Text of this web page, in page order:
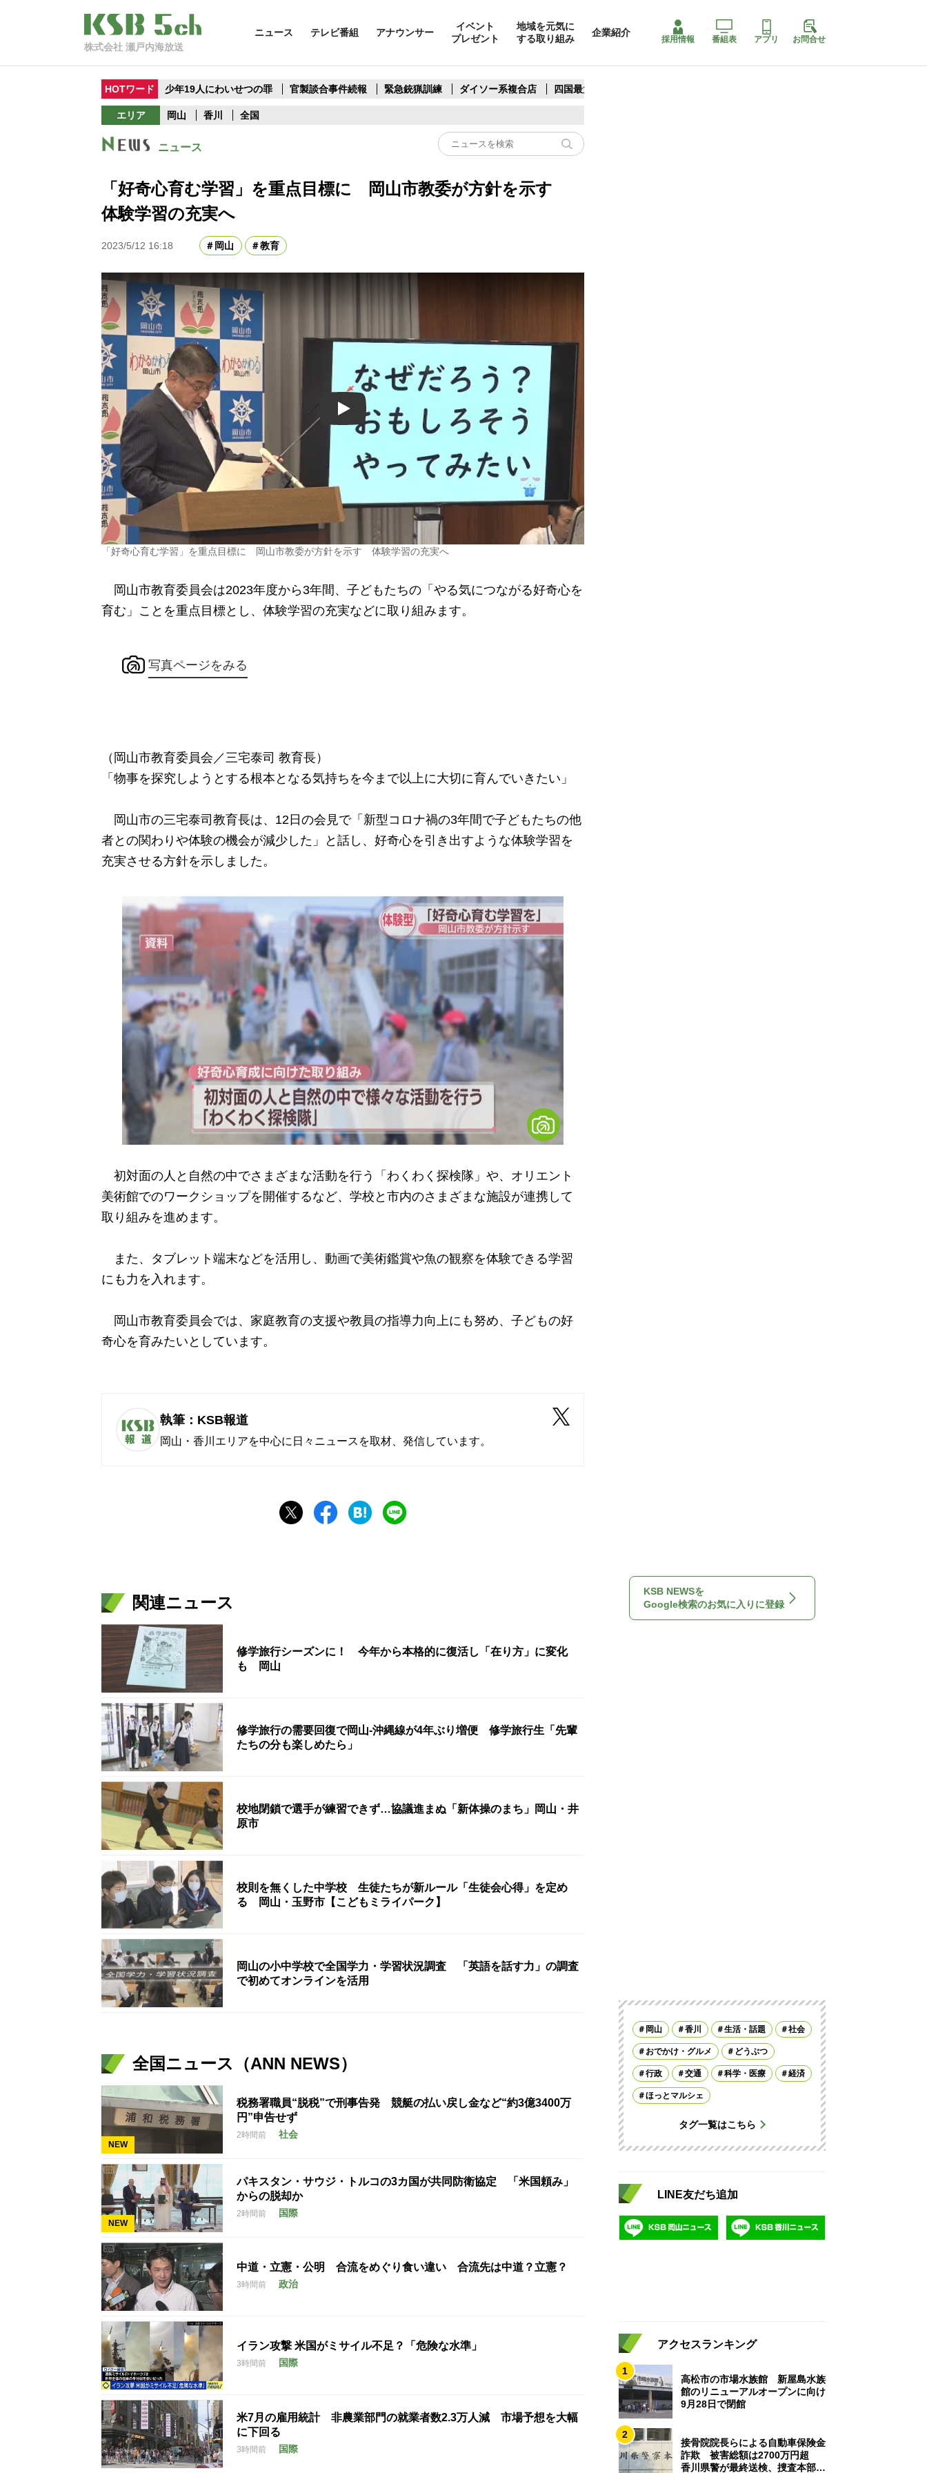
株式会社 瀬戸内海放送
ニュース テレビ番組 アナウンサー
イベント
プレゼント
地域を元気に
する取り組み
企業紹介
採用情報 番組表 アプリ お問合せ
HOTワード 少年19人にわいせつの罪 官製談合事件続報 緊急銃猟訓練 ダイソー系複合店 四国最大スリコ
エリア 岡山 香川 全国
ニュース
「好奇心育む学習」を重点目標に 岡山市教委が方針を示す
体験学習の充実へ
2023/5/12 16:18 岡山 教育
Play
「好奇心育む学習」を重点目標に 岡山市教委が方針を示す 体験学習の充実へ
岡山市教育委員会は2023年度から3年間、子どもたちの「やる気につながる好奇心を
育む」ことを重点目標とし、体験学習の充実などに取り組みます。
写真ページをみる
（岡山市教育委員会／三宅泰司 教育長）
「物事を探究しようとする根本となる気持ちを今まで以上に大切に育んでいきたい」
岡山市の三宅泰司教育長は、12日の会見で「新型コロナ禍の3年間で子どもたちの他
者との関わりや体験の機会が減少した」と話し、好奇心を引き出すような体験学習を
充実させる方針を示しました。
初対面の人と自然の中でさまざまな活動を行う「わくわく探検隊」や、オリエント
美術館でのワークショップを開催するなど、学校と市内のさまざまな施設が連携して
取り組みを進めます。
また、タブレット端末などを活用し、動画で美術鑑賞や魚の観察を体験できる学習
にも力を入れます。
岡山市教育委員会では、家庭教育の支援や教員の指導力向上にも努め、子どもの好
奇心を育みたいとしています。
執筆：KSB報道
岡山・香川エリアを中心に日々ニュースを取材、発信しています。
関連ニュース
修学旅行シーズンに！ 今年から本格的に復活し「在り方」に変化
も 岡山
修学旅行の需要回復で岡山-沖縄線が4年ぶり増便 修学旅行生「先輩
たちの分も楽しめたら」
校地閉鎖で選手が練習できず…協議進まぬ「新体操のまち」岡山・井
原市
校則を無くした中学校 生徒たちが新ルール「生徒会心得」を定め
る 岡山・玉野市【こどもミライパーク】
岡山の小中学校で全国学力・学習状況調査 「英語を話す力」の調査
で初めてオンラインを活用
全国ニュース（ANN NEWS）
NEW
税務署職員“脱税”で刑事告発 競艇の払い戻し金など“約3億3400万
円”申告せず
2時間前 社会
NEW
パキスタン・サウジ・トルコの3カ国が共同防衛協定 「米国頼み」
からの脱却か
2時間前 国際
中道・立憲・公明 合流をめぐり食い違い 合流先は中道？立憲？
3時間前 政治
イラン攻撃 米国がミサイル不足？「危険な水準」
3時間前 国際
米7月の雇用統計 非農業部門の就業者数2.3万人減 市場予想を大幅
に下回る
3時間前 国際
KSB NEWSを
Google検索のお気に入りに登録
岡山 香川 生活・話題 社会
おでかけ・グルメ どうぶつ
行政 交通 科学・医療 経済
ほっとマルシェ
タグ一覧はこちら
LINE友だち追加
アクセスランキング
1
高松市の市場水族館 新屋島水族
館のリニューアルオープンに向け
9月28日で閉館
2
接骨院院長らによる自動車保険金
詐欺 被害総額は2700万円超
香川県警が最終送検、捜査本部解